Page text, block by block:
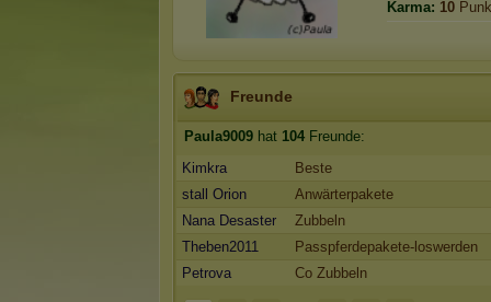
Karma: 10
Freunde
Paula9009 hat 104 Freunde:
Kimkra
Beste
stall Orion
Anwärterpakete
Nana Desaster
Zubbeln
Theben2011
Passpferdepakete-loswerden
Petrova
Co Zubbeln